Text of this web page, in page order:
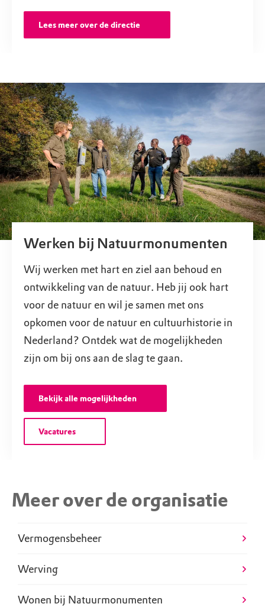
Lees meer over de directie
Werken bij Natuurmonumenten
Wij werken met hart en ziel aan behoud en
ontwikkeling van de natuur. Heb jij ook hart
voor de natuur en wil je samen met ons
opkomen voor de natuur en cultuurhistorie in
Nederland? Ontdek wat de mogelijkheden
zijn om bij ons aan de slag te gaan.
Bekijk alle mogelijkheden
Vacatures
Meer over de organisatie
Vermogensbeheer
Werving
Wonen bij Natuurmonumenten